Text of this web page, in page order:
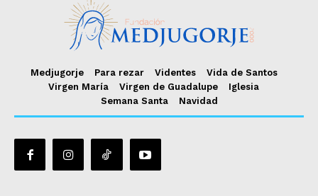
Medjugorje Para rezar Videntes
Vida de Santos
Virgen María
Virgen de Guadalupe
Iglesia
Semana Santa
Navidad